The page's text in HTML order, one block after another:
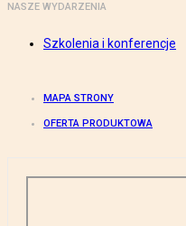
NASZE WYDARZENIA
Szkolenia i konferencje
MAPA STRONY
OFERTA PRODUKTOWA